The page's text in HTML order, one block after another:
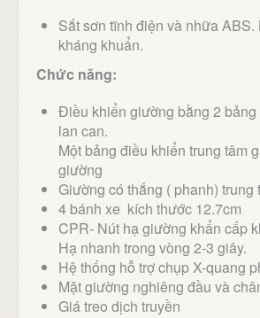
Sắt sơn tĩnh điện và nhữa ABS.
kháng khuẩn.
Chức năng:
Điều khiển giường bằng 2 bảng
lan can.
Một bảng điều khiển trung tâm
giường
Giường có thắng ( phanh) trung
4 bánh xe kích thước 12.7cm
CPR- Nút hạ giường khẩn cấp
Hạ nhanh trong vòng 2-3 giây.
Hệ thống hỗ trợ chụp X-quang
Mặt giường nghiêng đầu và
Giá treo dịch truyền